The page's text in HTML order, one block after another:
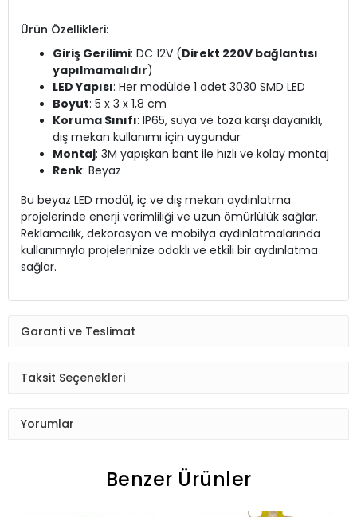
Ürün Özellikleri:
Giriş Gerilimi: DC 12V (Direkt 220V bağlantısı
yapılmamalıdır)
LED Yapısı: Her modülde 1 adet 3030 SMD LED
Boyut: 5 x 3 x 1,8 cm
Koruma Sınıfı: IP65, suya ve toza karşı dayanıklı,
dış mekan kullanımı için uygundur
Montaj: 3M yapışkan bant ile hızlı ve kolay montaj
Renk: Beyaz
Bu beyaz LED modül, iç ve dış mekan aydınlatma
projelerinde enerji verimliliği ve uzun ömürlülük sağlar.
Reklamcılık, dekorasyon ve mobilya aydınlatmalarında
kullanımıyla projelerinize odaklı ve etkili bir aydınlatma
sağlar.
Garanti ve Teslimat
Taksit Seçenekleri
Yorumlar
Benzer Ürünler